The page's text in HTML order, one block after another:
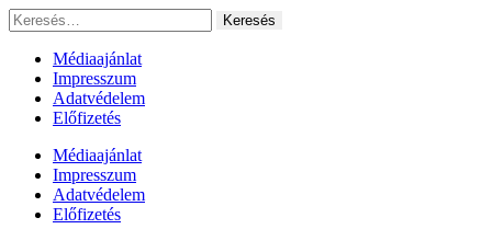
Ugrás
a
tartalomhoz
Keresés:
Médiaajánlat
Impresszum
Adatvédelem
Előfizetés
Médiaajánlat
Impresszum
Adatvédelem
Előfizetés